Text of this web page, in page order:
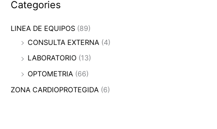
Categories
LINEA DE EQUIPOS (89)
CONSULTA EXTERNA (4)
LABORATORIO (13)
OPTOMETRIA (66)
ZONA CARDIOPROTEGIDA (6)